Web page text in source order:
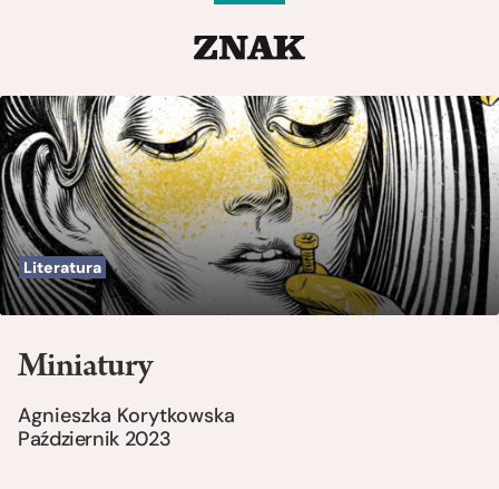
Literatura
Miniatury
Agnieszka Korytkowska
Październik 2023